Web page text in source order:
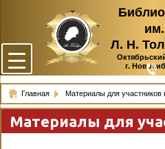
им.
Л. Н.
г.
Главная Материалы для участников
Материалы для